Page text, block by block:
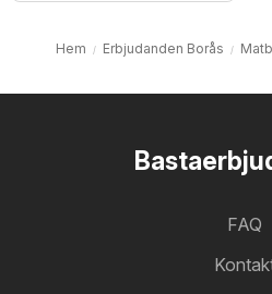
Hem Erbjudanden Borås
FAQ